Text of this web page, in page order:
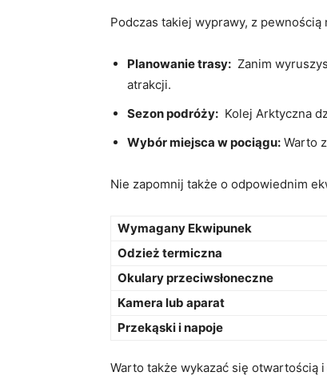
Podczas takiej ⁣wyprawy, z
Planowanie trasy:
Zanim
atrakcji.
Sezon podróży:
Kolej⁤ Arktyczna⁤
Wybór ​miejsca w pociągu: Warto
Nie zapomnij także ⁣o‌ odpowiednim
Wymagany Ekwipunek
Odzież termiczna
Okulary przeciwsłoneczne
Kamera lub‍ aparat
Przekąski i napoje
Warto także⁢ wykazać się ‌otwartością